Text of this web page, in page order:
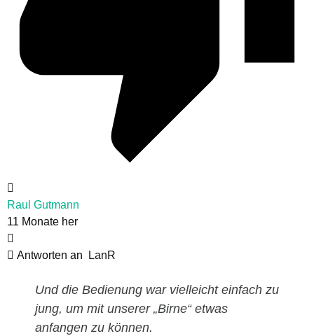
Raul Gutmann
11 Monate her
Antworten an LanR
Und die Bedienung war vielleicht einfach zu
jung, um mit unserer „Birne“ etwas
anfangen zu können.